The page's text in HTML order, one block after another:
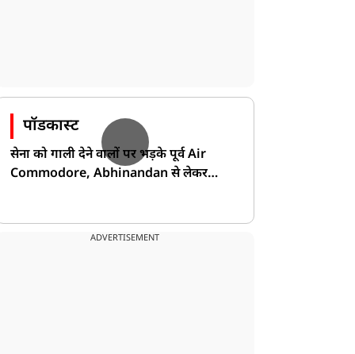
PF का ब्याज
पॉडकास्ट
सेना को गाली देने वालों पर भड़के पूर्व Air
Commodore, Abhinandan से लेकर
ADVERTISEMENT